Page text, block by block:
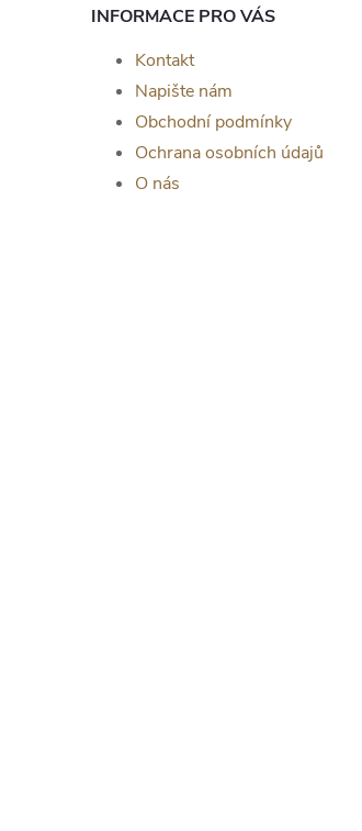
INFORMACE PRO VÁS
Kontakt
Napište nám
Obchodní podmínky
Ochrana osobních údajů
O nás
života Livia -
Dřevěný strom